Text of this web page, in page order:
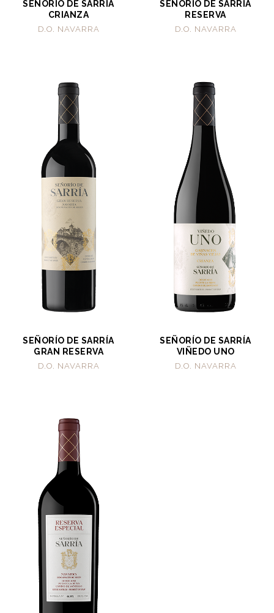
SEÑORÍO DE SARRÍA
CRIANZA
D.O. NAVARRA
SEÑORÍO DE SARRÍA
RESERVA
D.O. NAVARRA
SEÑORÍO DE SARRÍA
GRAN RESERVA
D.O. NAVARRA
SEÑORÍO DE SARRÍA
VIÑEDO UNO
D.O. NAVARRA